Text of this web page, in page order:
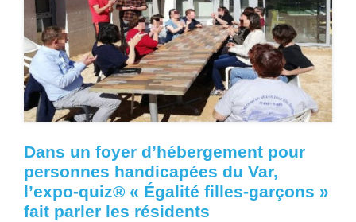
Dans un foyer d’hébergement pour
personnes handicapées du Var,
l’expo-quiz® « Égalité filles-garçons »
fait parler les résidents